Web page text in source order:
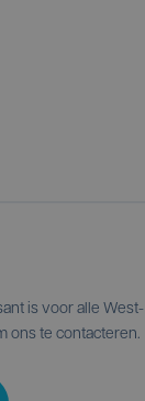
is voor alle West-
ons te contacteren.